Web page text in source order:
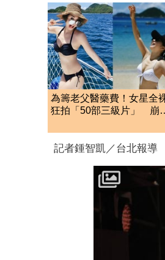
為籌老父醫藥費！女星全
狂拍「50部三級片」 崩
記者鍾智凱／台北報導